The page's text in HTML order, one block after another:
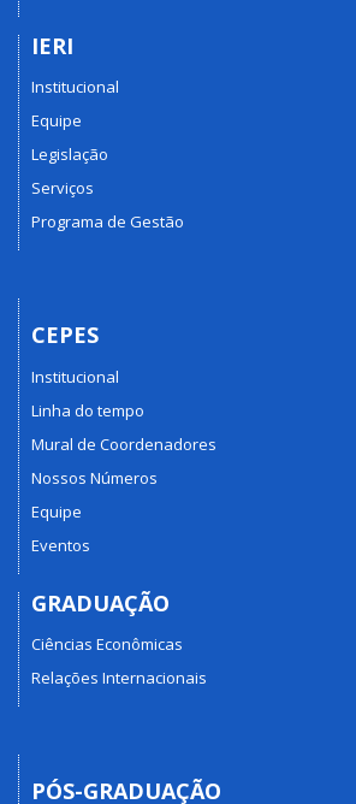
IERI
Institucional
Equipe
Legislação
Serviços
Programa de Gestão
CEPES
Institucional
Linha do tempo
Mural de Coordenadores
Nossos Números
Equipe
Eventos
GRADUAÇÃO
Ciências Econômicas
Relações Internacionais
PÓS-GRADUAÇÃO